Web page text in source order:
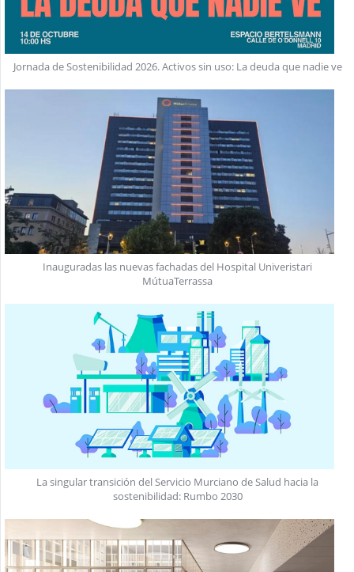
Jornada de Sostenibilidad 2026. Activos sin uso: La deuda que nadie ve
Inauguradas las nuevas fachadas del Hospital Univeristari
MútuaTerrassa
La singular transición del Servicio Murciano de Salud hacia la
sostenibilidad: Rumbo 2030